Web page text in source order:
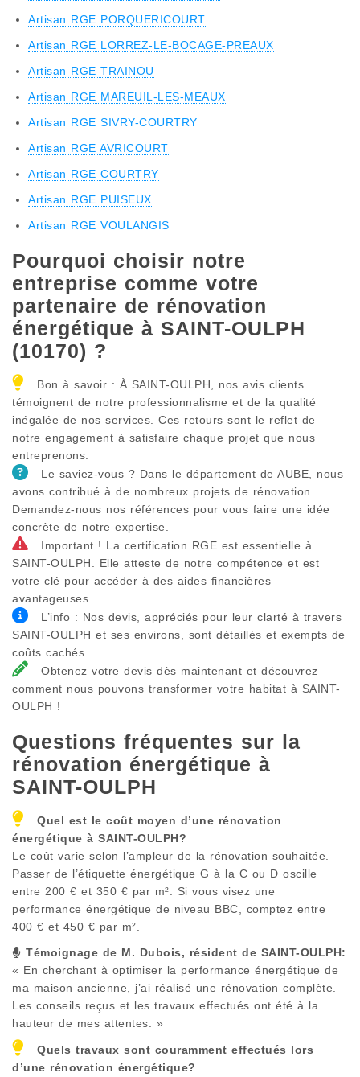
Artisan RGE PORQUERICOURT
Artisan RGE LORREZ-LE-BOCAGE-PREAUX
Artisan RGE TRAINOU
Artisan RGE MAREUIL-LES-MEAUX
Artisan RGE SIVRY-COURTRY
Artisan RGE AVRICOURT
Artisan RGE COURTRY
Artisan RGE PUISEUX
Artisan RGE VOULANGIS
Pourquoi choisir notre
entreprise comme votre
partenaire de rénovation
énergétique à SAINT-OULPH
(10170) ?
Bon à savoir : À SAINT-OULPH, nos avis clients
témoignent de notre professionnalisme et de la qualité
inégalée de nos services. Ces retours sont le reflet de
notre engagement à satisfaire chaque projet que nous
entreprenons.
Le saviez-vous ? Dans le département de AUBE, nous
avons contribué à de nombreux projets de rénovation.
Demandez-nous nos références pour vous faire une idée
concrète de notre expertise.
Important ! La certification RGE est essentielle à
SAINT-OULPH. Elle atteste de notre compétence et est
votre clé pour accéder à des aides financières
avantageuses.
L’info : Nos devis, appréciés pour leur clarté à travers
SAINT-OULPH et ses environs, sont détaillés et exempts de
coûts cachés.
Obtenez votre devis dès maintenant et découvrez
comment nous pouvons transformer votre habitat à SAINT-
OULPH !
Questions fréquentes sur la
rénovation énergétique à
SAINT-OULPH
Quel est le coût moyen d’une rénovation
énergétique à SAINT-OULPH?
Le coût varie selon l’ampleur de la rénovation souhaitée.
Passer de l’étiquette énergétique G à la C ou D oscille
entre 200 € et 350 € par m². Si vous visez une
performance énergétique de niveau BBC, comptez entre
400 € et 450 € par m².
Témoignage de M. Dubois, résident de SAINT-OULPH:
« En cherchant à optimiser la performance énergétique de
ma maison ancienne, j’ai réalisé une rénovation complète.
Les conseils reçus et les travaux effectués ont été à la
hauteur de mes attentes. »
Quels travaux sont couramment effectués lors
d’une rénovation énergétique?